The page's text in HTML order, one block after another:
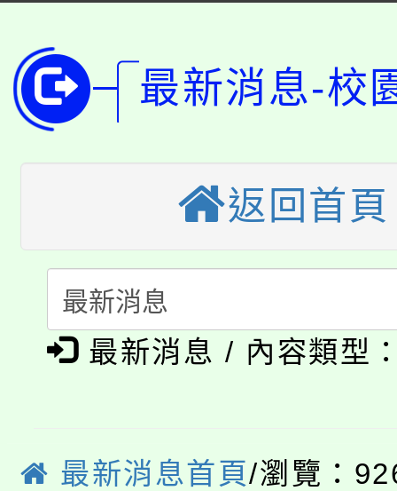
代理(課)教師甄選結果(
公告本校115學年度第
代理(課)教師甄選結果(
轉知中國文化大學推廣
《TA101》溝通分析基
程，歡迎學生輔導中心
心理、諮商輔導、社會
系所師生報名參加。
轉知苗栗縣政府辦理
縣市「校園短影音徵
門員」簡章及活動海報
踴躍報名參加。
桃園市115學年度學生
要點
「桃園市補助參觀特色
展演活動實施計畫」
115年度「教育部表揚
義教育推展貢獻獎」
公告本校115學年度第
「2026金融保險知識
生本土語及新住民語歌
公告本校115學年度第
最新消息-校
返回首頁
最新消息 / 內容類型
最新消息首頁/瀏覽：